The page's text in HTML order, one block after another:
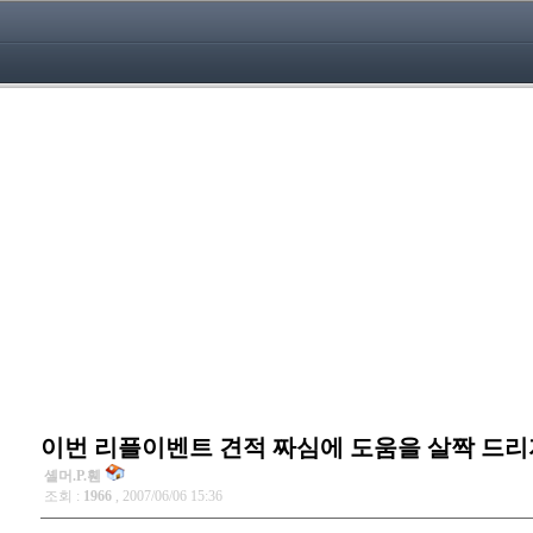
이번 리플이벤트 견적 짜심에 도움을 살짝 드
셸머.P.휀
조회 : 1966 , 2007/06/06 15:36